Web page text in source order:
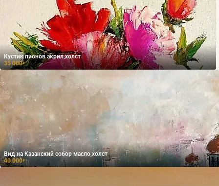
Кустик пионов акрил,холст
35 000₽
Вид на Казанский собор масло,холст
40 000₽